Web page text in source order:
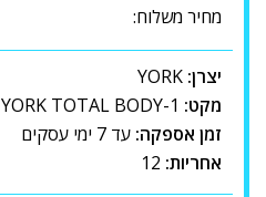
מחיר משלוח:
יצרן: YORK
מקט: YORK TOTAL BODY-1
זמן אספקה: עד 7 ימי עסקים
אחריות: 12